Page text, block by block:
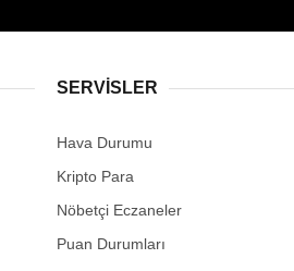
SERVİSLER
Hava Durumu
Kripto Para
Nöbetçi Eczaneler
Puan Durumları